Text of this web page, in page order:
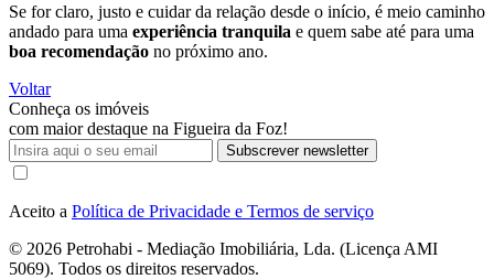
Se for claro, justo e cuidar da relação desde o início, é meio caminho
andado para uma experiência tranquila e quem sabe até para uma
boa recomendação no próximo ano.
Voltar
Conheça os imóveis
com maior destaque na Figueira da Foz!
Subscrever newsletter
Aceito a Política de Privacidade e Termos de serviço
© 2026 Petrohabi - Mediação Imobiliária, Lda. (Licença AMI
5069). Todos os direitos reservados.